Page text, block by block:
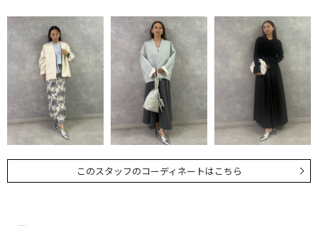
このスタッフのコーディネートはこちら